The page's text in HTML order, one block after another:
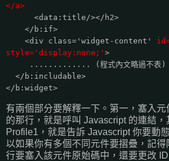
</a>
<data:title/></h2>
</b:if>
<div class='widget-content'
style='display:none;' >
............. (程式內文略過不表)
</b:includable>
</b:widget>
有兩個部分要解釋一下。第一，塞入元
的那行，就是呼叫 Javascript 的連結，
Profile1，就是告訴 Javascript 你要動
以如果你有多個不同元件要摺疊，記
行要塞入該元件原始碼中，還要更改